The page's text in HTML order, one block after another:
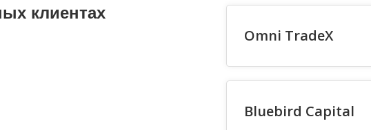
клиентах
Omni TradeX
Bluebird Capital